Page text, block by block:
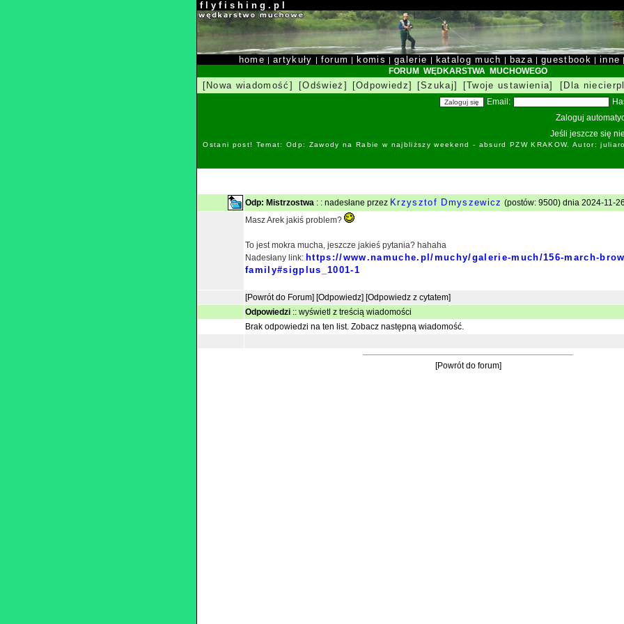
f l y f i s h i n g . p l
home |artykuły | forum | komis |galerie | katalog much | baza | guestbook | inne
FORUM WĘDKARSTWA MUCHOWEGO
[Nowa wiadomość] [Odśwież] [Odpowiedz] [Szukaj] [Twoje ustawienia] [Dla
Email:
Zaloguj
Jeśli jeszcze się
Ostani post! Temat: Odp: Zawody na Rabie w najbliższy weekend - absurd PZW KRAKOW. Autor:
Odp: Mistrzostwa : : nadesłane przez Krzysztof Dmyszewicz (postów: 9500) dnia 2024-11-
Masz Arek jakiś problem?
To jest mokra mucha, jeszcze jakieś pytania? hahaha
Nadesłany link: https://www.namuche.pl/muchy/galerie-much/156-march-
family#sigplus_1001-1
[Powrót do Forum] [Odpowiedz] [Odpowiedz z cytatem]
Odpowiedzi :: wyświetl z treścią wiadomości
Brak odpowiedzi na ten list. Zobacz następną wiadomość.
[Powrót do forum]